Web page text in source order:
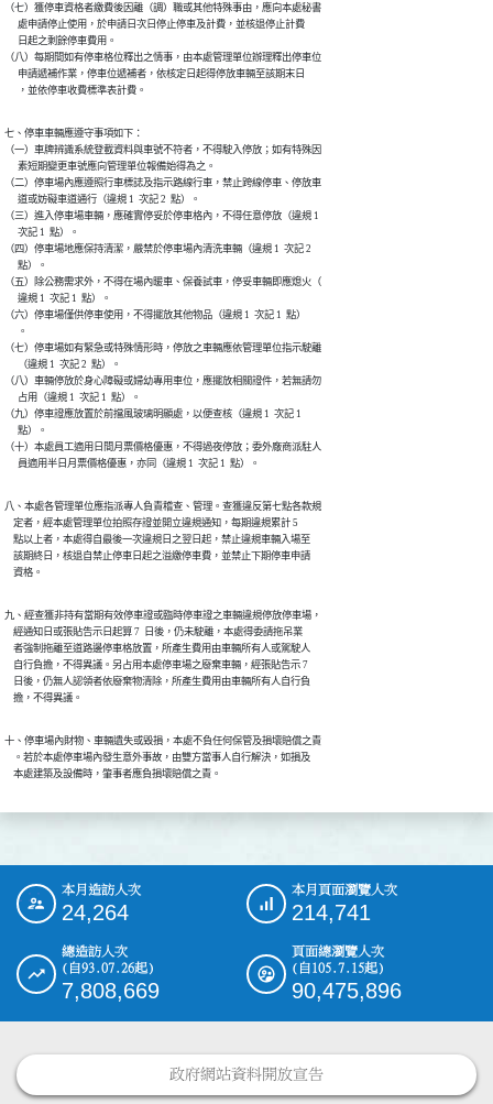
（七）獲停車資格者繳費後因離（調）職或其他特殊事由，應向本處秘書
      處申請停止使用，於申請日次日停止停車及計費，並核退停止計費
      日起之剩餘停車費用。
（八）每期間如有停車格位釋出之情事，由本處管理單位辦理釋出停車位
      申請遞補作業，停車位遞補者，依核定日起得停放車輛至該期末日
      ，並依停車收費標準表計費。
七、停車車輛應遵守事項如下：
（一）車牌辨識系統登載資料與車號不符者，不得駛入停放；如有特殊因
      素短期變更車號應向管理單位報備始得為之。
（二）停車場內應遵照行車標誌及指示路線行車，禁止跨線停車、停放車
      道或妨礙車道通行（違規 1  次記 2  點）。
（三）進入停車場車輛，應確實停妥於停車格內，不得任意停放（違規 1
      次記 1  點）。
（四）停車場地應保持清潔，嚴禁於停車場內清洗車輛（違規 1  次記 2
      點）。
（五）除公務需求外，不得在場內暖車、保養試車，停妥車輛即應熄火（
      違規 1  次記 1  點）。
（六）停車場僅供停車使用，不得擺放其他物品（違規 1  次記 1  點）
      。
（七）停車場如有緊急或特殊情形時，停放之車輛應依管理單位指示駛離
      （違規 1  次記 2  點）。
（八）車輛停放於身心障礙或婦幼專用車位，應擺放相關證件，若無請勿
      占用（違規 1  次記 1  點）。
（九）停車證應放置於前擋風玻璃明顯處，以便查核（違規 1  次記 1
      點）。
（十）本處員工適用日間月票價格優惠，不得過夜停放；委外廠商派駐人
      員適用半日月票價格優惠，亦同（違規 1  次記 1  點）。
八、本處各管理單位應指派專人負責稽查、管理。查獲違反第七點各款規
    定者，經本處管理單位拍照存證並開立違規通知，每期違規累計 5
    點以上者，本處得自最後一次違規日之翌日起，禁止違規車輛入場至
    該期終日，核退自禁止停車日起之溢繳停車費，並禁止下期停車申請
    資格。
九、經查獲非持有當期有效停車證或臨時停車證之車輛違規停放停車場，
    經通知日或張貼告示日起算 7  日後，仍未駛離，本處得委請拖吊業
    者強制拖離至道路邊停車格放置，所產生費用由車輛所有人或駕駛人
    自行負擔，不得異議。另占用本處停車場之廢棄車輛，經張貼告示 7
    日後，仍無人認領者依廢棄物清除，所產生費用由車輛所有人自行負
    擔，不得異議。
十、停車場內財物、車輛遺失或毀損，本處不負任何保管及損壞賠償之責
    。若於本處停車場內發生意外事故，由雙方當事人自行解決，如損及
    本處建築及設備時，肇事者應負損壞賠償之責。
::: 本月造訪人次
24,264
本月頁面瀏覽人次
214,741
總造訪人次
(自93.07.26起)
7,808,669
頁面總瀏覽人次
(自105.7.15起)
90,475,896
政府網站資料開放宣告